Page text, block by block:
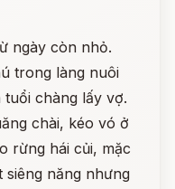
ngày còn nhỏ.
trong làng nuôi
tuổi chàng lấy vợ.
chài, kéo vó ở
rừng hái củi, mặc
siêng năng nhưng